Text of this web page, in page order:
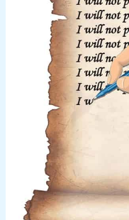
İntihalden
Korunma
Yolları